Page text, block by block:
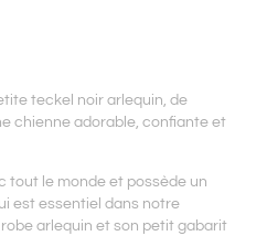
teckel noir arlequin, de
chienne adorable, confiante et
tout le monde et possède un
est essentiel dans notre
arlequin et son petit gabarit